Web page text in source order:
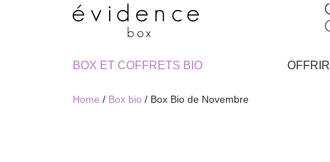
BOX ET COFFRETS BIO
OFFRIR
Home / Box bio / Box Bio de Novembre